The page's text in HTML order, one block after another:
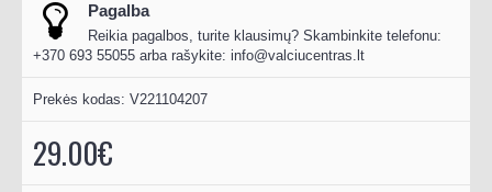
Pagalba
Reikia pagalbos, turite klausimų? Skambinkite telefonu:
+370 693 55055 arba rašykite: info@valciucentras.lt
Prekės kodas: V221104207
29.00€